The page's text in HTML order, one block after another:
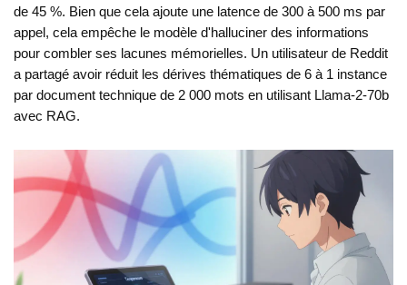
de 45 %. Bien que cela ajoute une latence de 300 à 500 ms par
appel, cela empêche le modèle d'halluciner des informations
pour combler ses lacunes mémorielles. Un utilisateur de Reddit
a partagé avoir réduit les dérives thématiques de 6 à 1 instance
par document technique de 2 000 mots en utilisant Llama-2-70b
avec RAG.